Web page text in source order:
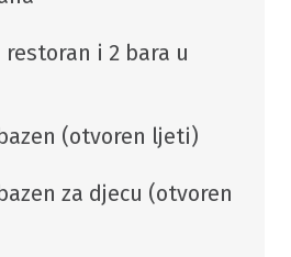
i 2 bara u
(otvoren ljeti)
za djecu (otvoren